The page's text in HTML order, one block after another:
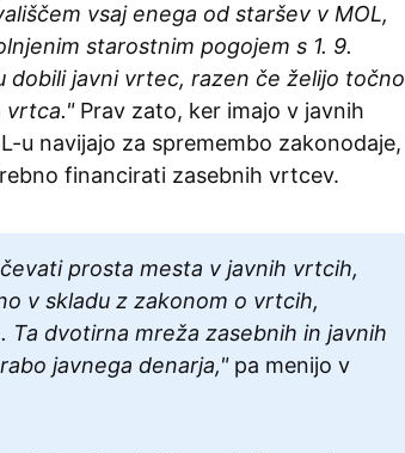
vsaj enega od staršev v MOL,
starostnim pogojem s 1. 9.
dobili javni vrtec, razen če želijo točno
vrtca." Prav zato, ker imajo v javnih
u navijajo za spremembo zakonodaje,
financirati zasebnih vrtcev.
prosta mesta v javnih vrtcih,
v skladu z zakonom o vrtcih,
dvotirna mreža zasebnih in javnih
javnega denarja,"pa menijo v